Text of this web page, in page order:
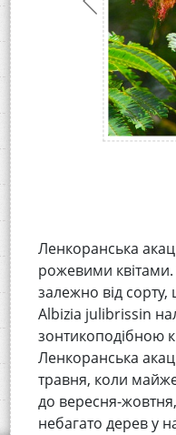
Ленкоранська
рожевими
залежно від сорту,
Albizia julibrissin
зонтикоподібною
Ленкоранська
травня, коли
до вересня-
небагато дерев у